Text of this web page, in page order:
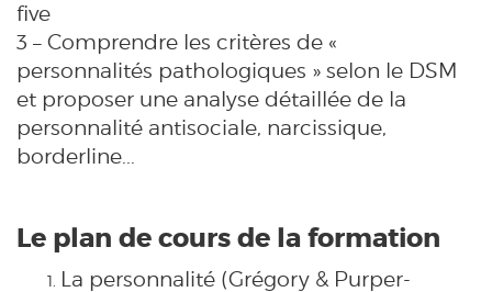
five
3 – Comprendre les critères de «
personnalités pathologiques » selon le DSM
et proposer une analyse détaillée de la
personnalité antisociale, narcissique,
borderline...
Le plan de cours de la formation
La personnalité (Grégory & Purper-